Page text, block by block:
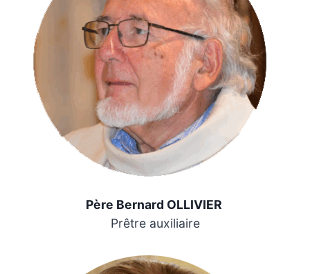
Père Bernard OLLIVIER
Prêtre auxiliaire